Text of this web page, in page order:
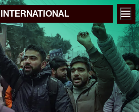
INTERNATIONAL